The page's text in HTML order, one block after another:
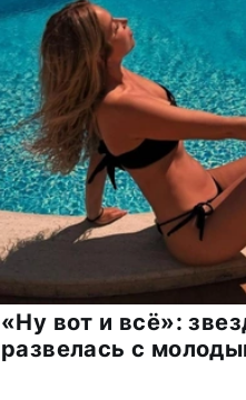
«Ну вот и всё»:
развелась с